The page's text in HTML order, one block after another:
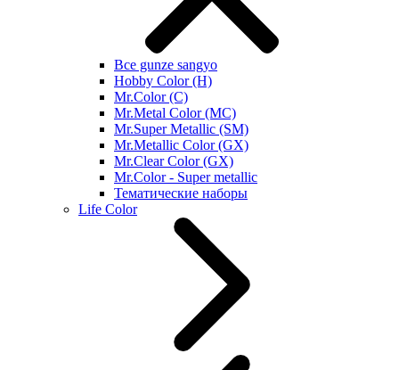
Все gunze sangyo
Hobby Color (H)
Mr.Color (C)
Mr.Metal Color (MC)
Mr.Super Metallic (SM)
Mr.Metallic Color (GX)
Mr.Clear Color (GX)
Mr.Color - Super metallic
Тематические наборы
Life Color